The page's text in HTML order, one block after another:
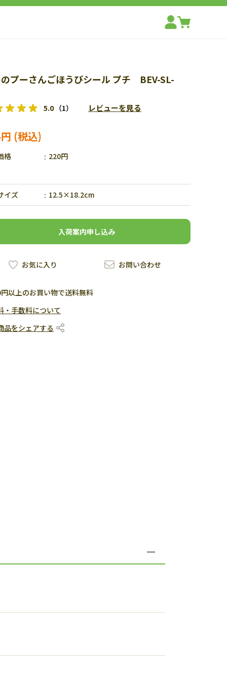
プーさんごほうびシール プチ BEV-SL-
5.0 （1） レビューを見る
格 220円
イズ 12.5×18.2cm
入荷案内申し込み
お問い合わせ
お気に入り
以上のお買い物で送料無料
・手数料について
品をシェアする